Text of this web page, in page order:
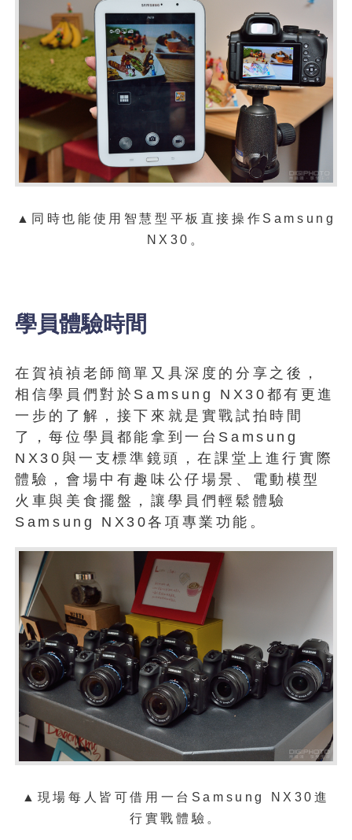
▲同時也能使用智慧型平板直接操作 Samsung
NX30。
學員體驗時間
在賀禎禎老師簡單又具深度的分享之後，
相信學員們對於Samsung NX30都有更進
一步的了解，接下來就是實戰試拍時間
了，每位學員都能拿到一台Samsung
NX30與一支標準鏡頭，在課堂上進行實際
體驗，會場中有趣味公仔場景、電動模型
火車與美食擺盤，讓學員們輕鬆體驗
Samsung NX30各項專業功能。
▲現場每人皆可借用一台Samsung NX30進
行實戰體驗。